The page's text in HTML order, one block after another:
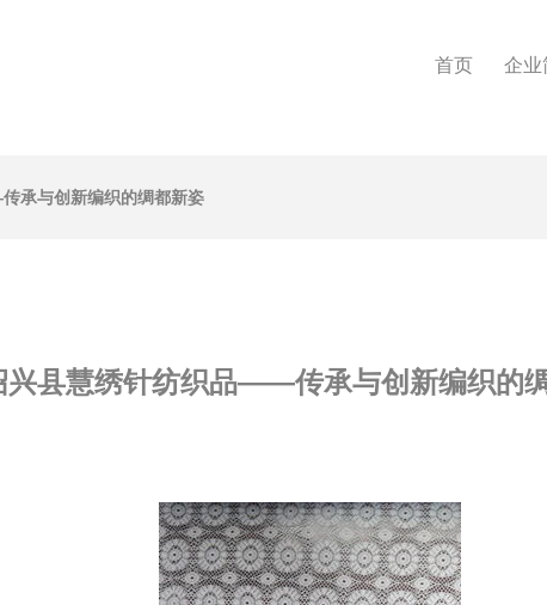
首页 企业
承与创新编织的绸都新姿
兴县慧绣针纺织品——传承与创新编织的